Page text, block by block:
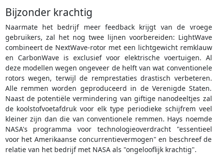
Bijzonder krachtig
Naarmate het bedrijf meer feedback krijgt van de vroege
gebruikers, zal het nog twee lijnen voorbereiden: LightWave
combineert de NextWave-rotor met een lichtgewicht remklauw
en CarbonWave is exclusief voor elektrische voertuigen. Al
deze modellen wegen ongeveer de helft van wat conventionele
rotors wegen, terwijl de remprestaties drastisch verbeteren.
Alle remmen worden geproduceerd in de Verenigde Staten.
Naast de potentiële vermindering van giftige nanodeeltjes zal
de koolstofvoetafdruk voor elk type periodieke schijfrem veel
kleiner zijn dan die van conventionele remmen. Hays noemde
NASA's programma voor technologieoverdracht "essentieel
voor het Amerikaanse concurrentievermogen" en beschreef de
relatie van het bedrijf met NASA als "ongelooflijk krachtig".